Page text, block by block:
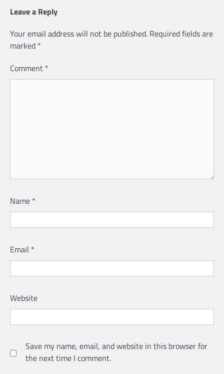
Leave a Reply
Your email address will not be published. Required fields are
marked *
Comment *
Name *
Email *
Website
Save my name, email, and website in this browser for
the next time I comment.